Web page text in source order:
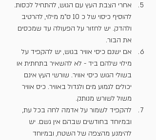
אחרי הצבת העץ עם הגוש, להתחיל לכסות.
להוסיף כיסוי של כ 10 ס"מ מילוי, להרטיב
ולהדק. יש לחזור על הפעולה עד שמכסים
את הבור.
אם ישנם כיסי אוויר בגוש, יש להקפיד על
מילוי שלהם ביד - לא להשאיר בתחתית או
בשולי הגוש כיסי אוויר. שורשי העץ אינם
יכולים לגמוע מים ולגדול באוויר. כיס אוויר
משול לשורש מנותק.
להקפיד לשמור על אדמה לחה בכל עת,
ובמיוחד בחודשים שבהם אין גשם. יש
להימנע מהצפה של השטח, ובמיוחד